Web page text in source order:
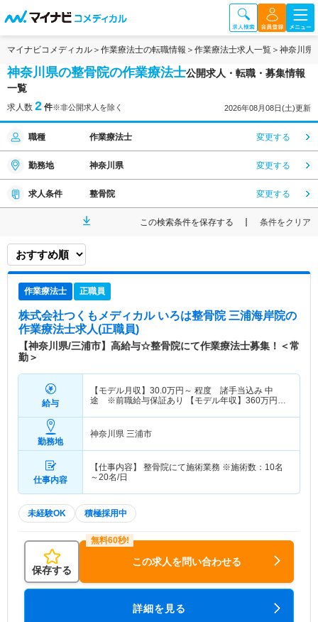
マイナビコメディカル 作業療法士の転職情報 作業療法士求人一覧 神奈川県
神奈川県の整骨院の作業療法士公開求人・転職・募集情報
一覧
求人数 2 件※非公開求人を除く 2026年08月08日(土)更新
職種 作業療法士 変更する
勤務地 神奈川県 変更する
求人条件 整骨院 変更する
この検索条件を保存する 条件をクリア
作業療法士 正職員
株式会社つくもメディカル いろは整骨院 三浦海岸院の
作業療法士求人(正職員)
【神奈川県/三浦市】高給与☆整骨院にて作業療法士募集！＜常
勤＞
給与
【モデル月収】 30.0万円～ 程度 諸手当込み 中
途 ※前職給与保証あり 【モデル年収】 360万円～
勤務地
神奈川県 三浦市
仕事内容
【仕事内容】 整骨院にて施術業務 ※施術数：10名
～20名/日
未経験OK 積極採用中
保存する
この求人を問い合わせる
詳細を見る